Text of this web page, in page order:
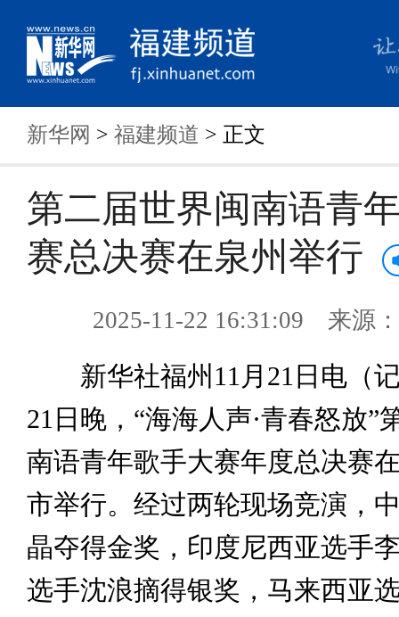
新华网 > 福建频道 > 正文
第二届世界闽南语青
赛总决赛在泉州举行
2025-11-22 16:31:09 来源
新华社福州11月21日电（
21日晚，“海海人声·青春怒放”
南语青年歌手大赛年度总决赛
市举行。经过两轮现场竞演，
晶夺得金奖，印度尼西亚选手
选手沈浪摘得银奖，马来西亚